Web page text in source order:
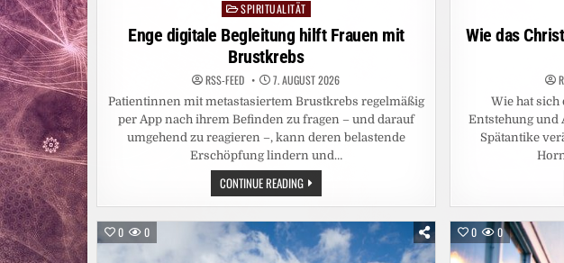
Posted
in
SPIRITUALITÄT
Enge digitale Begleitung hilft Frauen mit
Brustkrebs
RSS-FEED 7. AUGUST 2026
Patientinnen mit metastasiertem Brustkrebs regelmäßig
per App nach ihrem Befinden zu fragen – und darauf
umgehend zu reagieren –, kann deren belastende
Erschöpfung lindern und…
CONTINUE READINGENGE
DIGITALE
BEGLEITUNG
HILFT
FRAUEN
MIT
BRUSTKREBS
Wie das
Wie hat sich
Entstehung und
Spätantike
0 0 0 0